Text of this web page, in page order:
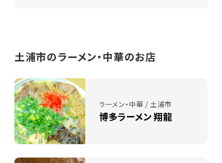
土浦市のラーメン・中華のお店
ラーメン・中華 / 土浦市
博多ラーメン 翔龍